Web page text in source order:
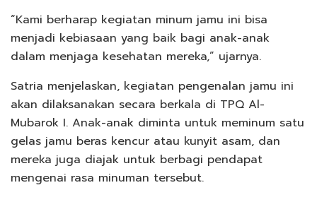
“Kami berharap kegiatan minum jamu ini bisa
menjadi kebiasaan yang baik bagi anak-anak
dalam menjaga kesehatan mereka,” ujarnya.
Satria menjelaskan, kegiatan pengenalan jamu ini
akan dilaksanakan secara berkala di TPQ Al-
Mubarok I. Anak-anak diminta untuk meminum satu
gelas jamu beras kencur atau kunyit asam, dan
mereka juga diajak untuk berbagi pendapat
mengenai rasa minuman tersebut.